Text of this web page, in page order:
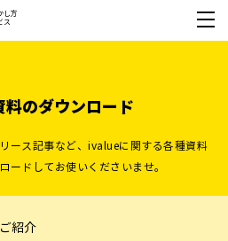
し方
ス
のダウンロード
ース記事など、ivalueに関する各種資料
ードしてお使いくださいませ。
紹介